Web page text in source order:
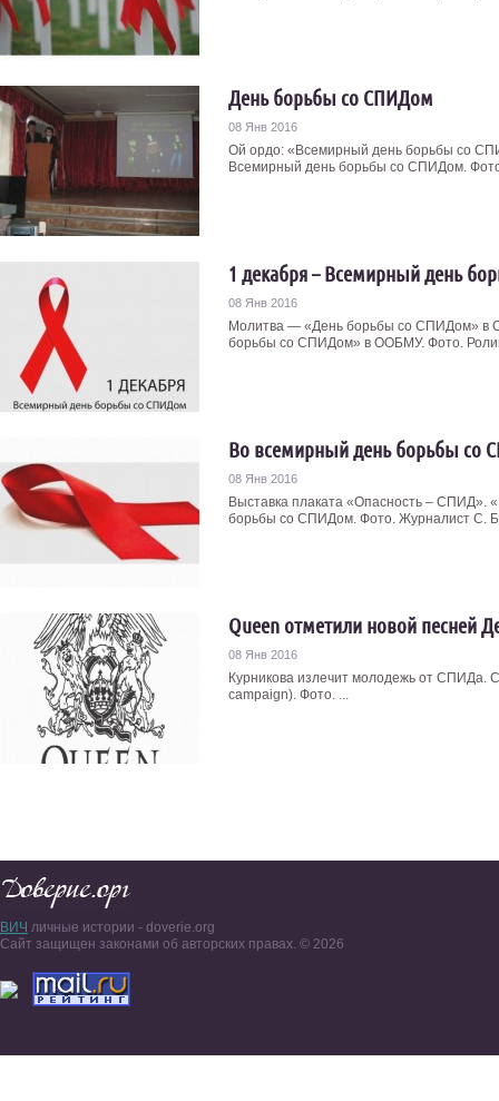
День борьбы со СПИДом
08 Янв 2016
Ой ордо: «Всемирный день борьбы со
Всемирный день борьбы со СПИДом.
1 декабря – Всемирный день
08 Янв 2016
Молитва — «День борьбы со СПИДом» в
борьбы со СПИДом» в ООБМУ. Фото.
Во всемирный день борьбы со
08 Янв 2016
Выставка плаката «Опасность – СПИД».
борьбы со СПИДом. Фото. Журналист С.
Queen отметили новой песней
08 Янв 2016
Курникова излечит молодежь от СПИДа.
campaign). Фото. ...
ВИЧ личные истории - doverie.org
Сайт защищен законами об авторских правах. © 2026